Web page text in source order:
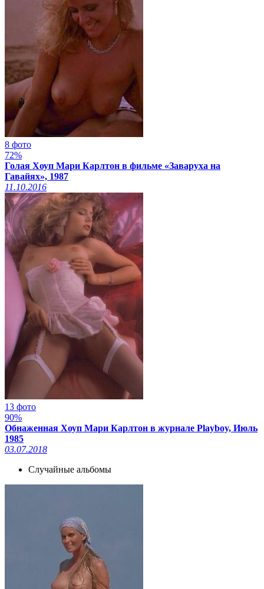
8 фото
72%
Голая Хоуп Мари Карлтон в фильме «Заваруха на
Гавайях», 1987
11.10.2016
13 фото
90%
Обнаженная Хоуп Мари Карлтон в журнале Playboy, Июль
1985
03.07.2018
Случайные альбомы